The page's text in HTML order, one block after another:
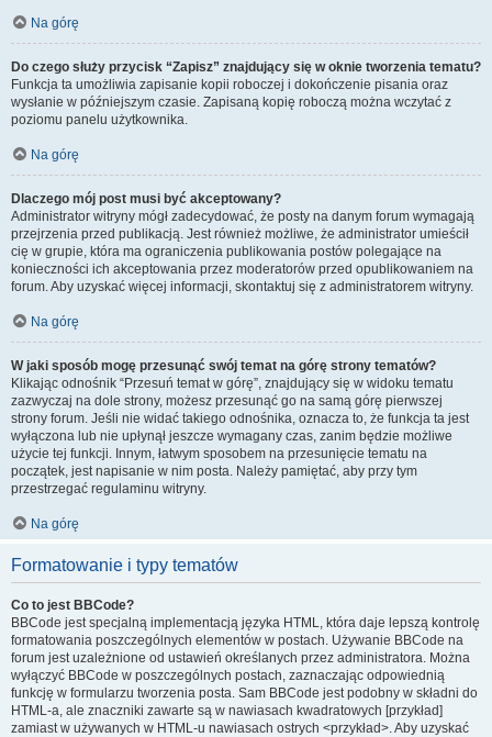
Na górę
Do czego służy przycisk “Zapisz” znajdujący się w oknie tworzenia tematu?
Funkcja ta umożliwia zapisanie kopii roboczej i dokończenie pisania oraz
wysłanie w późniejszym czasie. Zapisaną kopię roboczą można wczytać z
poziomu panelu użytkownika.
Na górę
Dlaczego mój post musi być akceptowany?
Administrator witryny mógł zadecydować, że posty na danym forum wymagają
przejrzenia przed publikacją. Jest również możliwe, że administrator umieścił
cię w grupie, która ma ograniczenia publikowania postów polegające na
konieczności ich akceptowania przez moderatorów przed opublikowaniem na
forum. Aby uzyskać więcej informacji, skontaktuj się z administratorem witryny.
Na górę
W jaki sposób mogę przesunąć swój temat na górę strony tematów?
Klikając odnośnik “Przesuń temat w górę”, znajdujący się w widoku tematu
zazwyczaj na dole strony, możesz przesunąć go na samą górę pierwszej
strony forum. Jeśli nie widać takiego odnośnika, oznacza to, że funkcja ta jest
wyłączona lub nie upłynął jeszcze wymagany czas, zanim będzie możliwe
użycie tej funkcji. Innym, łatwym sposobem na przesunięcie tematu na
początek, jest napisanie w nim posta. Należy pamiętać, aby przy tym
przestrzegać regulaminu witryny.
Na górę
Formatowanie i typy tematów
Co to jest BBCode?
BBCode jest specjalną implementacją języka HTML, która daje lepszą kontrolę
formatowania poszczególnych elementów w postach. Używanie BBCode na
forum jest uzależnione od ustawień określanych przez administratora. Można
wyłączyć BBCode w poszczególnych postach, zaznaczając odpowiednią
funkcję w formularzu tworzenia posta. Sam BBCode jest podobny w składni do
HTML-a, ale znaczniki zawarte są w nawiasach kwadratowych [przykład]
zamiast w używanych w HTML-u nawiasach ostrych <przykład>. Aby uzyskać